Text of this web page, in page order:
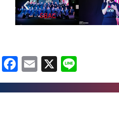
Facebook
Email
X